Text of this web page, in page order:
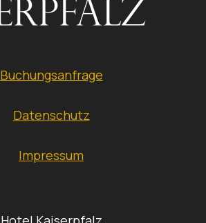
Buchungsanfrage
Datenschutz
Impressum